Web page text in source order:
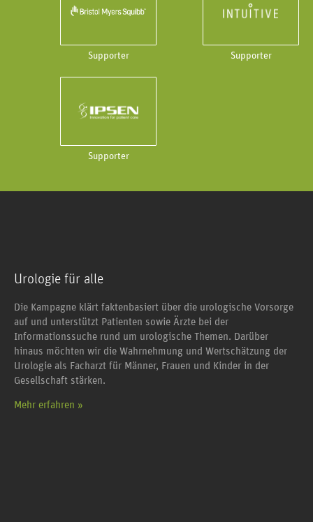
Supporter Supporter
Supporter
Urologie für alle
Die Kampagne klärt faktenbasiert über die urologische Vorsorge
auf und unterstützt Patienten sowie Ärzte bei der
Informationssuche rund um urologische Themen. Darüber
hinaus möchten wir die Wahrnehmung und Wertschätzung der
Urologie als Facharzt für Männer, Frauen und Kinder in der
Gesellschaft stärken.
Mehr erfahren »